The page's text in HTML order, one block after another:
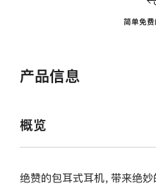
简单免
产品信息
概览
绝赞的包耳式耳机，带来绝